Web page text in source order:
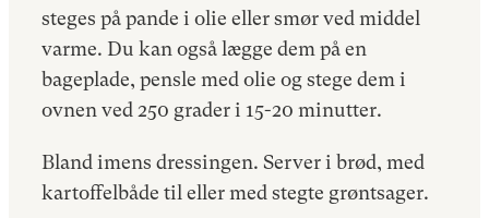
steges på pande i olie eller smør ved middel
varme. Du kan også lægge dem på en
bageplade, pensle med olie og stege dem i
ovnen ved 250 grader i 15-20 minutter.
Bland imens dressingen. Server i brød, med
kartoffelbåde til eller med stegte grøntsager.